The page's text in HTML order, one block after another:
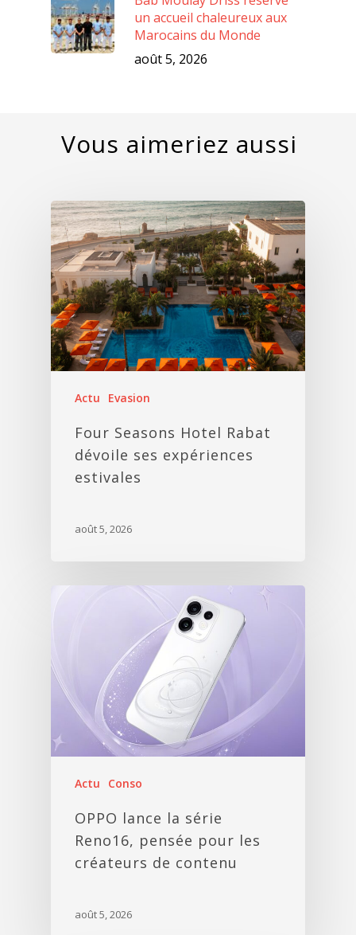
un accueil chaleureux aux
Marocains du Monde
août 5, 2026
Actu Evasion
Four Seasons Hotel Rabat
dévoile ses expériences
estivales
août 5, 2026
Actu Conso
OPPO lance la série
Reno16, pensée pour les
créateurs de contenu
août 5, 2026